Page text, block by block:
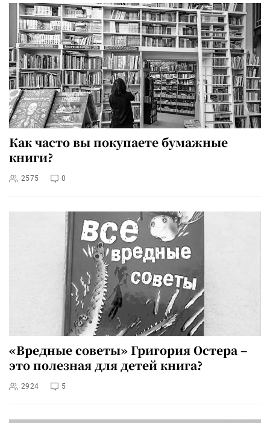
Как часто вы покупаете бумажные
книги?
2575 0
«Вредные советы» Григория Остера –
это полезная для детей книга?
2924 5